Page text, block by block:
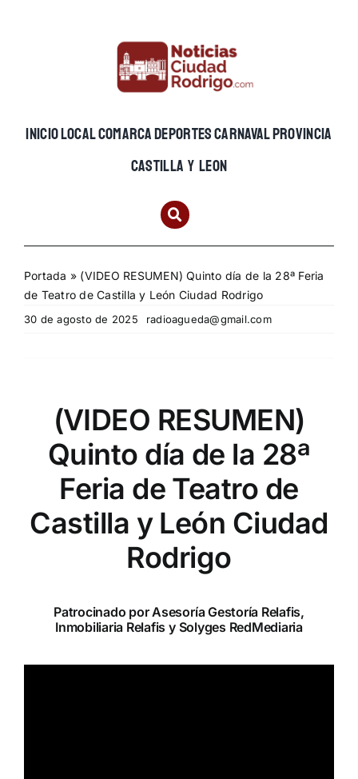
INICIOLOCALCOMARCADEPORTESCARNAVALPROVINCIA
CASTILLA Y LEON
Portada » (VIDEO RESUMEN) Quinto día de la 28ª Feria
de Teatro de Castilla y León Ciudad Rodrigo
30 de agosto de 2025 radioagueda@gmail.com
(VIDEO RESUMEN)
Quinto día de la 28ª
Feria de Teatro de
Castilla y León Ciudad
Rodrigo
Patrocinado por Asesoría Gestoría Relafis,
Inmobiliaria Relafis y Solyges RedMediaria